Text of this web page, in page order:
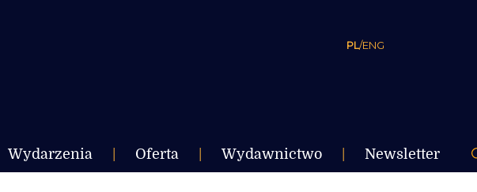
PL/ENG
Wydarzenia Oferta Wydawnictwo Newsletter